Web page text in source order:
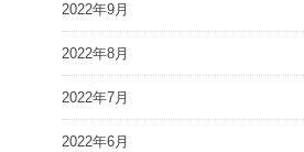
2022年9月
2022年8月
2022年7月
2022年6月